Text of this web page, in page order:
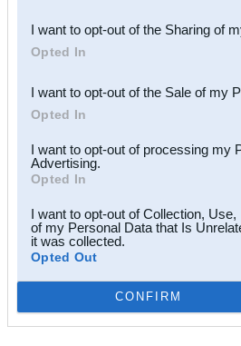
Downstream Participants
third parties.
I want to opt-out of the Sharing of
Opted In
I want to opt-out of the Sale of my
Opted In
I want to opt-out of processing my
Advertising.
Opted In
I want to opt-out of Collection,
of my Personal Data that Is
it was collected.
Opted Out
CONFIRM